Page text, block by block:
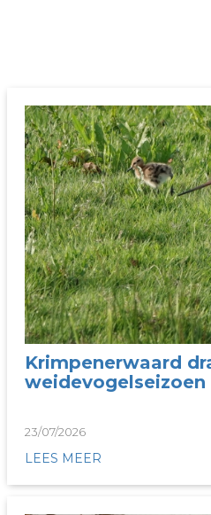
Krimpenerwaard
weidevogelseizoen
23/07/2026
LEES MEER